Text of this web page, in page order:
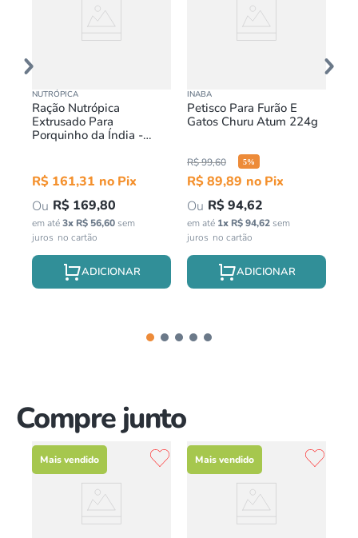
NUTRÓPICA
Ração Nutrópica
Extrusado Para
Porquinho da Índia -
R$ 161,31
R$ 169,80
em até3x R$56,60sem
juros
INABA
Petisco Para Furão E
Gatos Churu Atum 224g
R$99,60 5%
R$89,89
R$94,62
em até 1x R$94,62sem
juros
Compre junto
Mais vendido Mais vendido